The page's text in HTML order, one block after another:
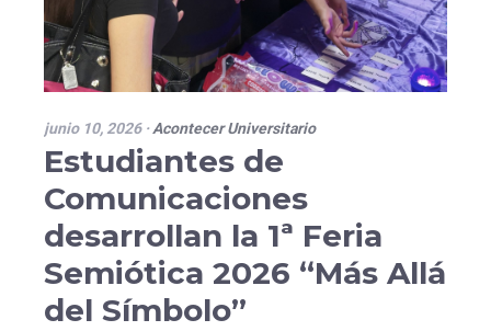
junio 10, 2026·Acontecer Universitario
Estudiantes de
Comunicaciones
desarrollan la 1ª Feria
Semiótica 2026 “Más Allá
del Símbolo”